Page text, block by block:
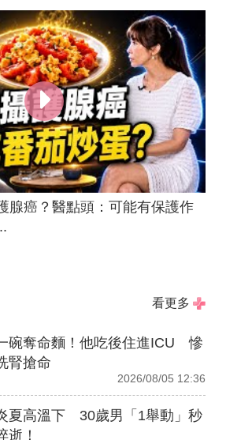
腺癌？醫點頭：可能有保護作
看更多
碗奪命麵！他吃後住進ICU 慘
腎搶命
2026/08/05 12:36
夏高溫下 30歲男「1舉動」秒
逝！